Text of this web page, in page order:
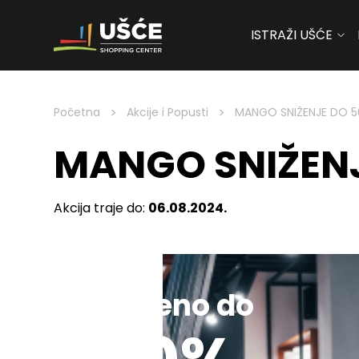
Skip to content
ISTRAŽI UŠĆE
Početna > Akcije i Popusti > MANGO SNIŽENJE DO
MANGO
Akcija traje do: 06.08.2024.
Sniženo do